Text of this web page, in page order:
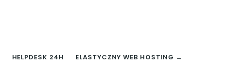
HELPDESK 24H ELASTYCZNY WEB HOSTING →